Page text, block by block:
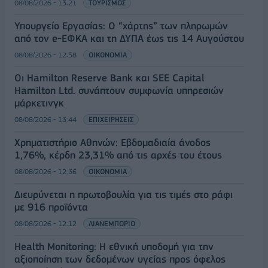
08/08/2026 - 13:21 ΤΟΥΡΙΣΜΟΣ
Υπουργείο Εργασίας: Ο “χάρτης” των πληρωμών
από τον e-ΕΦΚΑ και τη ΔΥΠΑ έως τις 14 Αυγούστου
08/08/2026 - 12:58 ΟΙΚΟΝΟΜΙΑ
Οι Hamilton Reserve Bank και SEE Capital
Hamilton Ltd. συνάπτουν συμφωνία υπηρεσιών
μάρκετινγκ
08/08/2026 - 13:44 ΕΠΙΧΕΙΡΗΣΕΙΣ
Χρηματιστήριο Αθηνών: Εβδομαδιαία άνοδος
1,76%, κέρδη 23,31% από τις αρχές του έτους
08/08/2026 - 12:36 ΟΙΚΟΝΟΜΙΑ
Διευρύνεται η πρωτοβουλία για τις τιμές στο ράφι
με 916 προϊόντα
08/08/2026 - 12:12 ΛΙΑΝΕΜΠΟΡΙΟ
Health Monitoring: Η εθνική υποδομή για την
αξιοποίηση των δεδομένων υγείας προς όφελος